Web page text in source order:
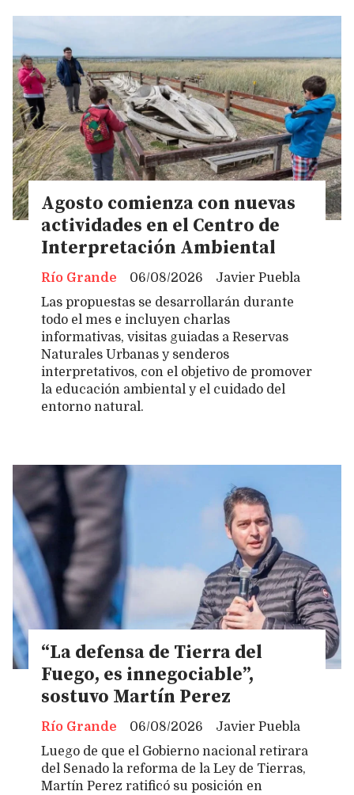
Agosto comienza con nuevas
actividades en el Centro de
Interpretación Ambiental
Javier Puebla
Río Grande
06/08/2026
Las propuestas se desarrollarán durante
todo el mes e incluyen charlas
informativas, visitas guiadas a Reservas
Naturales Urbanas y senderos
interpretativos, con el objetivo de promover
la educación ambiental y el cuidado del
entorno natural.
“La defensa de Tierra del
Fuego, es innegociable”,
sostuvo Martín Perez
Javier Puebla
Río Grande
06/08/2026
Luego de que el Gobierno nacional retirara
del Senado la reforma de la Ley de Tierras,
Martín Perez ratificó su posición en